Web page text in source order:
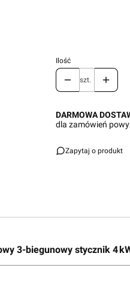
Ilość
szt.
DARMOWA
dla zamówień
Zapytaj o produkt
3-biegunowy stycznik 4